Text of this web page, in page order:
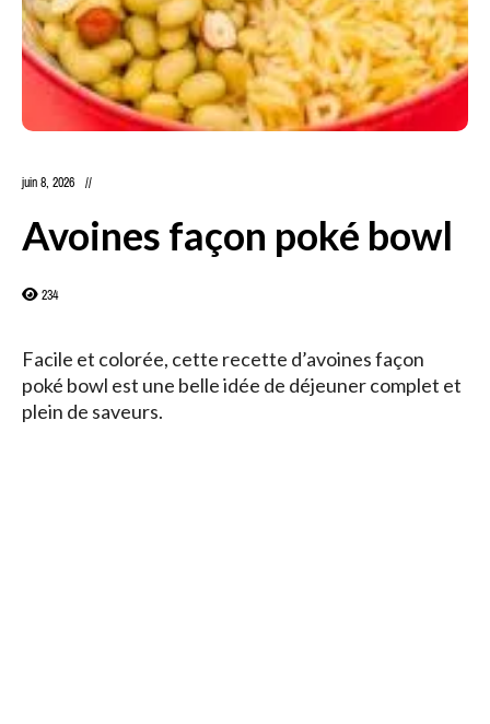
juin 8, 2026
Avoines façon poké bowl
234
Facile et colorée, cette recette d’avoines façon
poké bowl est une belle idée de déjeuner complet et
plein de saveurs.